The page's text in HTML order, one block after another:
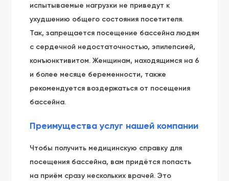
испытываемые нагрузки не приведут к
ухудшению общего состояния посетителя.
Так, запрещается посещение бассейна людям
с сердечной недостаточностью, эпилепсией,
конъюнктивитом. Женщинам, находящимся на 6
и более месяце беременности, также
рекомендуется воздержаться от посещения
бассейна.
Преимущества услуг нашей компании
Чтобы получить медицинскую справку для
посещения бассейна, вам придётся попасть
на приём сразу нескольких врачей. Это